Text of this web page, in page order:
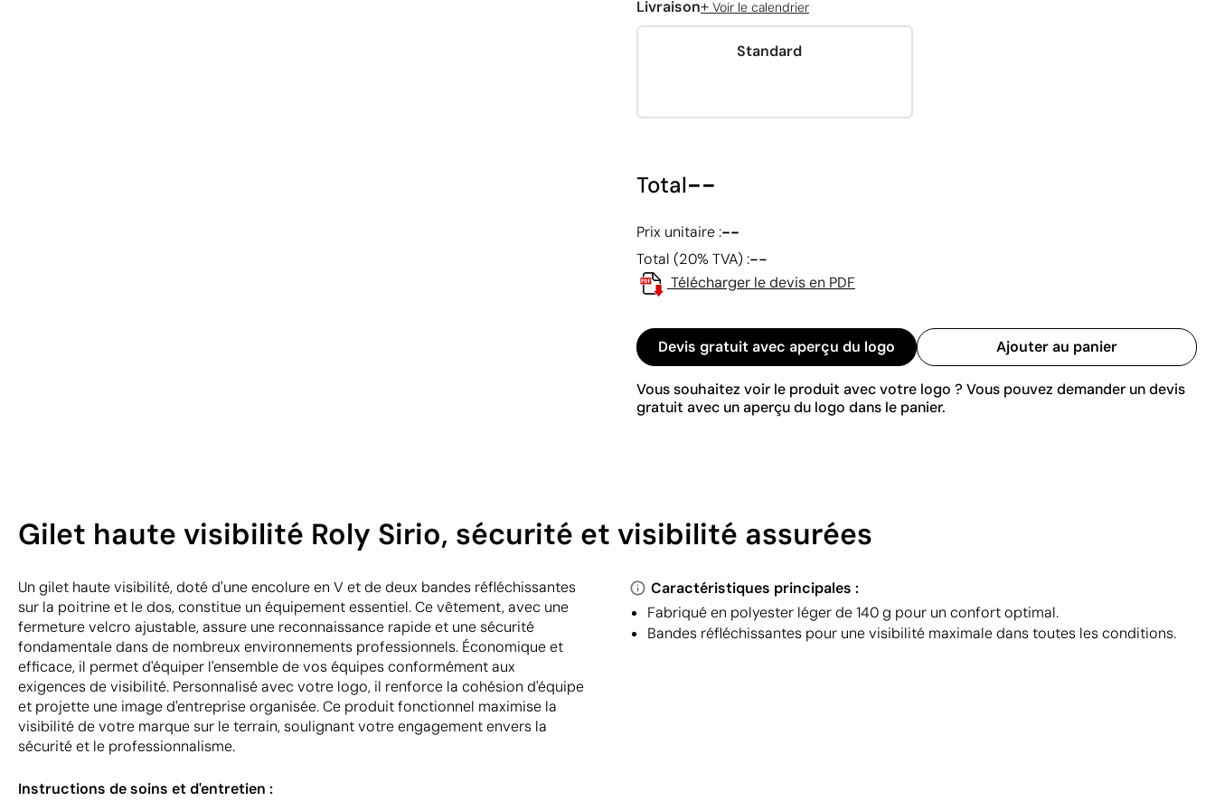
Livraison+ Voir le calendrier
Standard
Total--
Prix unitaire :--
Total (20% TVA) :--
Télécharger le devis en PDF
Devis gratuit avec aperçu du logo Ajouter au panier
Vous souhaitez voir le produit avec votre logo ? Vous pouvez demander un devis
gratuit avec un aperçu du logo dans le panier.
Gilet haute visibilité Roly Sirio, sécurité et visibilité assurées
Un gilet haute visibilité, doté d'une encolure en V et de deux bandes réfléchissantes
sur la poitrine et le dos, constitue un équipement essentiel. Ce vêtement, avec une
fermeture velcro ajustable, assure une reconnaissance rapide et une sécurité
fondamentale dans de nombreux environnements professionnels. Économique et
efficace, il permet d'équiper l'ensemble de vos équipes conformément aux
exigences de visibilité. Personnalisé avec votre logo, il renforce la cohésion d'équipe
et projette une image d'entreprise organisée. Ce produit fonctionnel maximise la
visibilité de votre marque sur le terrain, soulignant votre engagement envers la
sécurité et le professionnalisme.
Instructions de soins et d'entretien :
Caractéristiques principales :
Fabriqué en polyester léger de 140 g pour un confort optimal.
Bandes réfléchissantes pour une visibilité maximale dans toutes les conditions.